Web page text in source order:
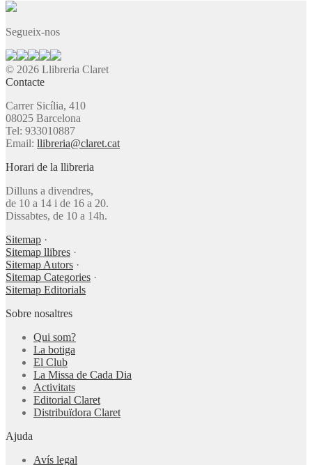
Segueix-nos
© 2026 Llibreria Claret
Contacte
Carrer Sicília, 410
08025 Barcelona
Tel: 933010887
Email: llibreria@claret.cat
Horari de la llibreria
Dilluns a divendres,
de 10 a 14 i de 16 a 20.
Dissabtes, de 10 a 14h.
Sitemap ·
Sitemap llibres ·
Sitemap Autors ·
Sitemap Categories ·
Sitemap Editorials
Sobre nosaltres
Qui som?
La botiga
El Club
La Missa de Cada Dia
Activitats
Editorial Claret
Distribuïdora Claret
Ajuda
Avís legal